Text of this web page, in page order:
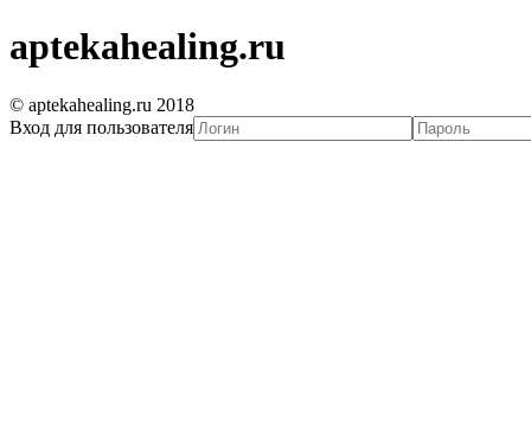
aptekahealing.ru
© aptekahealing.ru 2018
Вход для пользователя